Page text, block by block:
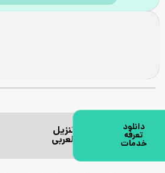
تنزیل
العربی
دانلود
تعرفه
خدمات